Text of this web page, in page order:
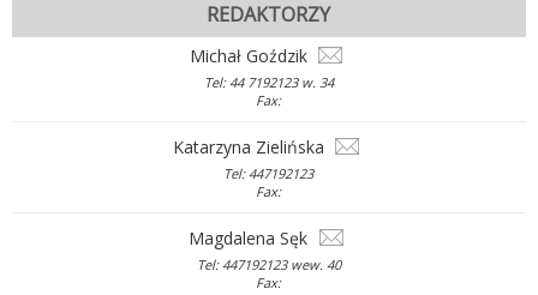
REDAKTORZY
Michał Goździk
Tel: 44 7192123 w. 34
Fax:
Katarzyna Zielińska
Tel: 447192123
Fax:
Magdalena Sęk
Tel: 447192123 wew. 40
Fax: